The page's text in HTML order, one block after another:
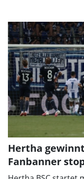
Hertha
Fanbanner